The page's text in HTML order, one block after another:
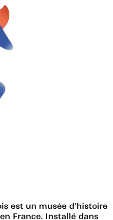
est un musée d'histoire
France. Installé dans